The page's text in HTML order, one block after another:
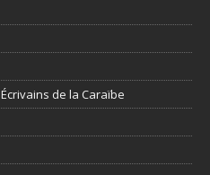
de la Caraïbe